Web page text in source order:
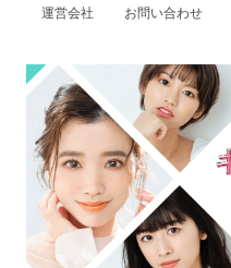
運営会社 お問い合わせ